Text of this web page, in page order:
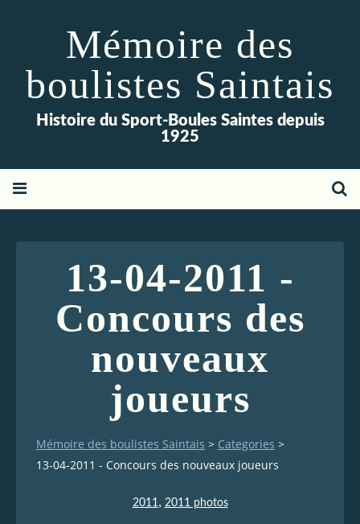
Mémoire des
boulistes Saintais
Histoire du Sport-Boules Saintes depuis
1925
13-04-2011 -
Concours des
nouveaux
joueurs
Mémoire des boulistes Saintais > Categories >
13-04-2011 - Concours des nouveaux joueurs
2011 , 2011 photos